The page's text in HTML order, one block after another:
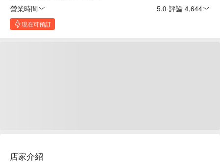
營業時間
5.0 評論 4,644
現在可預訂
店家介紹